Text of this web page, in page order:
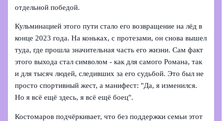
отдельной победой.
Кульминацией этого пути стало его возвращение на лёд в
конце 2023 года. На коньках, с протезами, он снова вышел
туда, где прошла значительная часть его жизни. Сам факт
этого выхода стал символом - как для самого Романа, так
и для тысяч людей, следивших за его судьбой. Это был не
просто спортивный жест, а манифест: "Да, я изменился.
Но я всё ещё здесь, я всё ещё боец".
Костомаров подчёркивает, что без поддержки семьи этот